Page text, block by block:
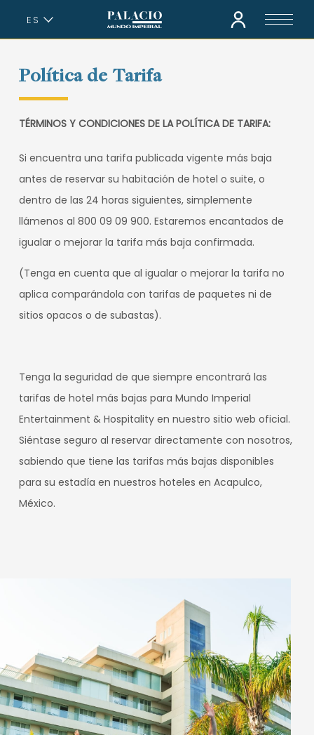
ES
EN
Política de Tarifa
TÉRMINOS Y CONDICIONES DE LA POLÍTICA DE TARIFA:
Si encuentra una tarifa publicada vigente más baja
antes de reservar su habitación de hotel o suite, o
dentro de las 24 horas siguientes, simplemente
llámenos al 800 09 09 900. Estaremos encantados de
igualar o mejorar la tarifa más baja confirmada.
(Tenga en cuenta que al igualar o mejorar la tarifa no
aplica comparándola con tarifas de paquetes ni de
sitios opacos o de subastas).
Tenga la seguridad de que siempre encontrará las
tarifas de hotel más bajas para Mundo Imperial
Entertainment & Hospitality en nuestro sitio web oficial.
Siéntase seguro al reservar directamente con nosotros,
sabiendo que tiene las tarifas más bajas disponibles
para su estadía en nuestros hoteles en Acapulco,
México.